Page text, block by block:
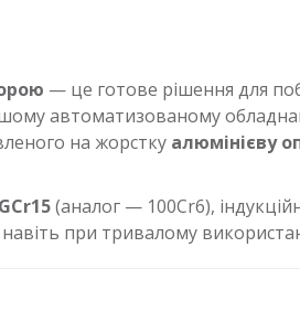
— це готове рішення для
автоматизованому
на жорстку алюмінієву
GCr15(аналог — 100Cr6),
при тривалому